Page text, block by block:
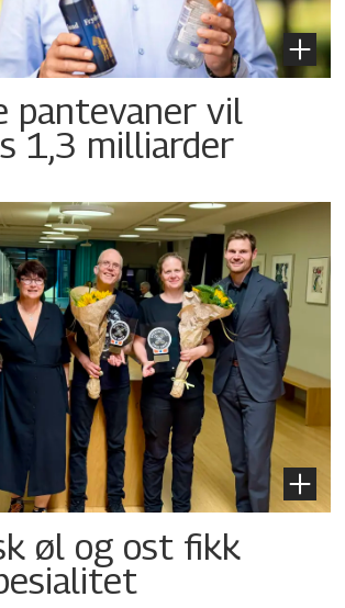
pantevaner vil
1,3 milliarder
øl og ost fikk